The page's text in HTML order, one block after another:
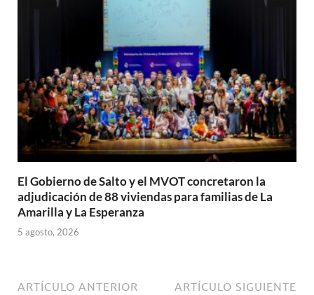
El Gobierno de Salto y el MVOT concretaron la
adjudicación de 88 viviendas para familias de La
Amarilla y La Esperanza
5 agosto, 2026
ARTÍCULO ANTERIOR ARTÍCULO SIGUIENTE